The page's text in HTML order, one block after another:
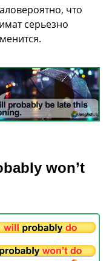
что
серьезно
won’t